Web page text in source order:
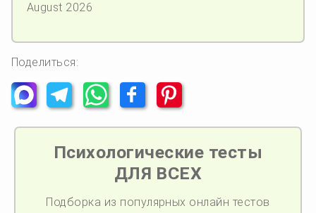
August 2026
Поделиться:
Психологические тесты
ДЛЯ ВСЕХ
Подборка из популярных онлайн тестов